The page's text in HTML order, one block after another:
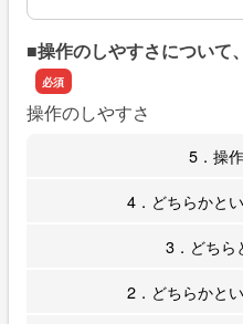
■操作のしやすさについて
操作のしやすさ
5．操
4．どちらかと
3．どちら
2．どちらかと